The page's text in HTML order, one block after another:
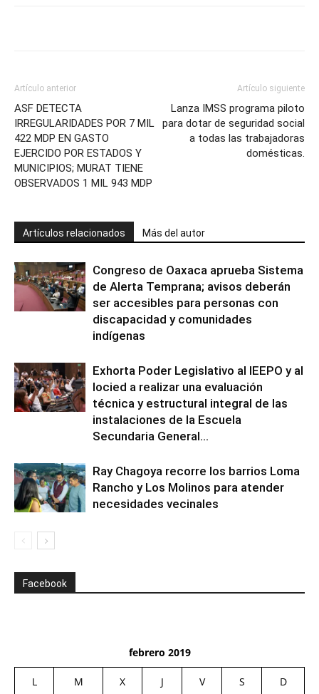
Artículo anterior
ASF DETECTA
IRREGULARIDADES POR 7 MIL
422 MDP EN GASTO
EJERCIDO POR ESTADOS Y
MUNICIPIOS; MURAT TIENE
OBSERVADOS 1 MIL 943 MDP
Artículo siguiente
Lanza IMSS programa piloto
para dotar de seguridad social
a todas las trabajadoras
domésticas.
Artículos relacionados Más del autor
Congreso de Oaxaca aprueba Sistema
de Alerta Temprana; avisos deberán
ser accesibles para personas con
discapacidad y comunidades
indígenas
Exhorta Poder Legislativo al IEEPO y al
Iocied a realizar una evaluación
técnica y estructural integral de las
instalaciones de la Escuela
Secundaria General...
Ray Chagoya recorre los barrios Loma
Rancho y Los Molinos para atender
necesidades vecinales
Facebook
febrero 2019
L M X J V S D